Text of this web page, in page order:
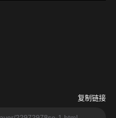
复制链接